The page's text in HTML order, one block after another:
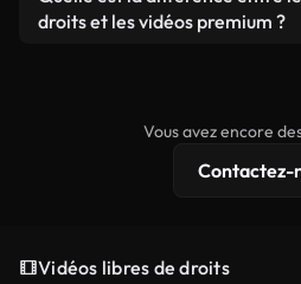
prêtes à l'emploi.
remixer nos vidéos.
droits et les vidéos premium ?
résolution 4K et des
Vous avez encore
Contactez-
Vidéos libres de droits